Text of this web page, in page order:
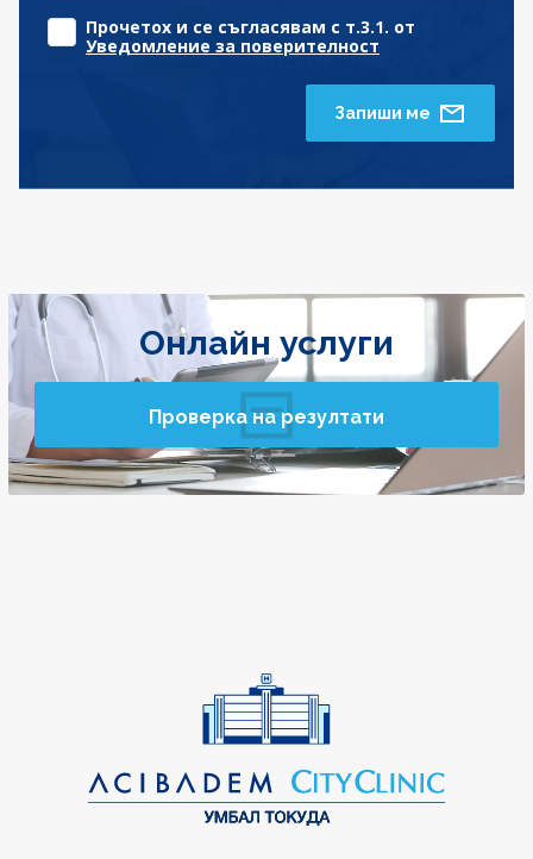
Прочетох и се съгласявам с т.3.1. от
Уведомление за поверителност
Запиши ме
Онлайн услуги
Проверка на резултати